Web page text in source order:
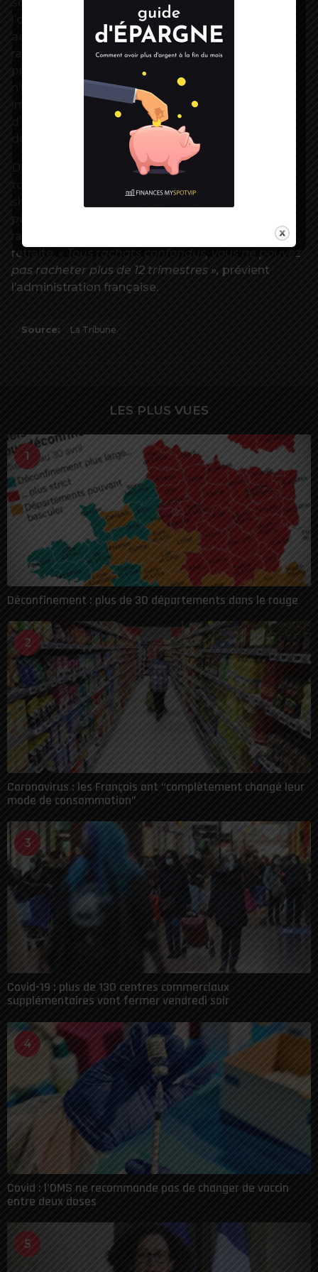
son niveau de revenus, son régime d’affiliation et
l’option de rachat choisie. Il en existe deux
actuellement : le rachat au titre du taux seul, ou le
rachat pour le taux et la durée d’assurance. La
première permet de bonifier le taux pour ceux qui
n’iront pas jusqu’à l’âge du taux plein. La seconde
impacte aussi le taux et permet en plus
d’augmenter le nombre de trimestres, et coûte
Donner des fourchettes de prix de rachat est en
rachat de ses trimestres sur le site de l’Assurance
retraite.
« Tous rachats confondus, vous ne pouvez
pas racheter plus de 12 trimestres », prévient
l’administration française.
Source: La Tribune
LES PLUS VUES
1
Déconfinement : plus de 30 départements dans le rouge
2
Coronavirus : les Français ont “complètement changé leur
mode de consommation”
3
Covid-19 : plus de 130 centres commerciaux
supplémentaires vont fermer vendredi soir
4
Covid : l’OMS ne recommande pas de changer de vaccin
entre deux doses
5